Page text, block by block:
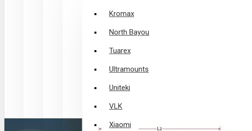
Kromax
North Bayou
Tuarex
Ultramounts
Uniteki
VLK
Xiaomi